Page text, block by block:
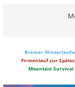
Bremer
Firmenlauf zur
Mountain Survival